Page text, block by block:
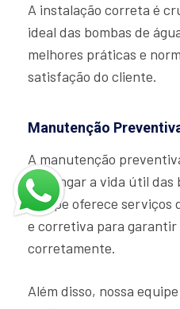
A instalação correta é
ideal das bombas de
melhores práticas e
satisfação do cliente.
Manutenção
A manutenção
prolongar a vida útil das
equipe oferece
e corretiva para garantir
corretamente.
Além disso, nossa